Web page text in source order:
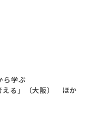
ら学ぶ
える」（大阪） ほか